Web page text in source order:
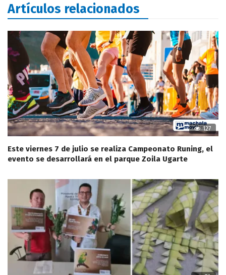
Artículos relacionados
127
Este viernes 7 de julio se realiza Campeonato Runing, el
evento se desarrollará en el parque Zoila Ugarte